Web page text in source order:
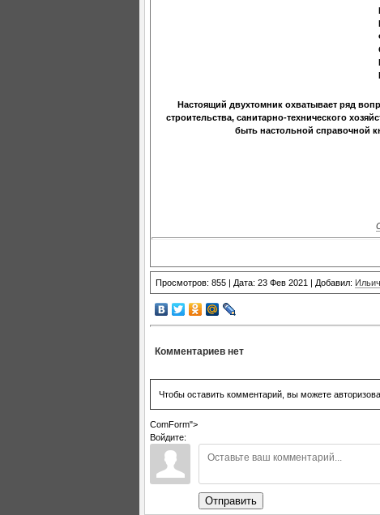
Настоящий двухтомник охватывает ряд
строительства, санитарно-технического
быть настольной справочной
Просмотров: 855 | Дата: 23 Фев 2021 | Добавил: Ильич
Комментариев нет
Чтобы оставить комментарий, вы можете
ComForm">
Войдите:
Отправить